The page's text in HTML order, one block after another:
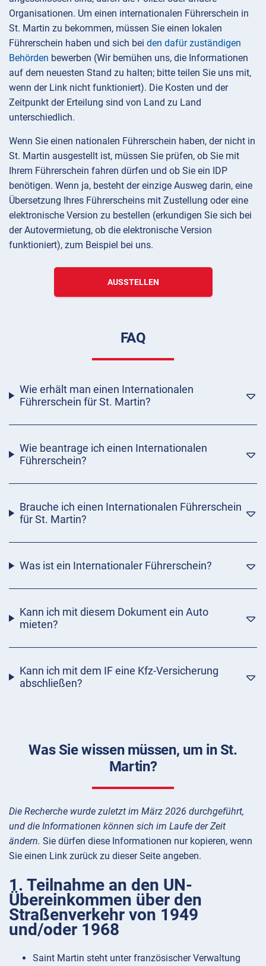
Organisationen. Um einen internationalen Führerschein in
St. Martin zu bekommen, müssen Sie einen lokalen
Führerschein haben und sich bei den dafür zuständigen
Behörden bewerben (Wir bemühen uns, die Informationen
auf dem neuesten Stand zu halten; bitte teilen Sie uns mit,
wenn der Link nicht funktioniert). Die Kosten und der
Zeitpunkt der Erteilung sind von Land zu Land
unterschiedlich.
Wenn Sie einen nationalen Führerschein haben, der nicht in
St. Martin ausgestellt ist, müssen Sie prüfen, ob Sie mit
Ihrem Führerschein fahren dürfen und ob Sie ein IDP
benötigen. Wenn ja, besteht der einzige Ausweg darin, eine
Übersetzung Ihres Führerscheins mit Zustellung oder eine
elektronische Version zu bestellen (erkundigen Sie sich bei
der Autovermietung, ob die elektronische Version
funktioniert), zum Beispiel bei uns.
AUSSTELLEN
FAQ
Wie erhält man einen Internationalen
Führerschein für St. Martin?
Wie beantrage ich einen Internationalen
Führerschein?
Brauche ich einen Internationalen Führerschein
für St. Martin?
Was ist ein Internationaler Führerschein?
Kann ich mit diesem Dokument ein Auto
mieten?
Kann ich mit dem IF eine Kfz-Versicherung
abschließen?
Was Sie wissen müssen, um in St.
Martin?
Die Recherche wurde zuletzt im März 2026 durchgeführt,
und die Informationen können sich im Laufe der Zeit
ändern. Sie dürfen diese Informationen nur kopieren, wenn
Sie einen Link zurück zu dieser Seite angeben.
1. Teilnahme an den UN-
Übereinkommen über den
Straßenverkehr von 1949
und/oder 1968
Saint Martin steht unter französischer Verwaltung